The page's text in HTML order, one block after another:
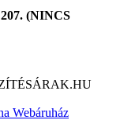
(NINCS
Webáruház